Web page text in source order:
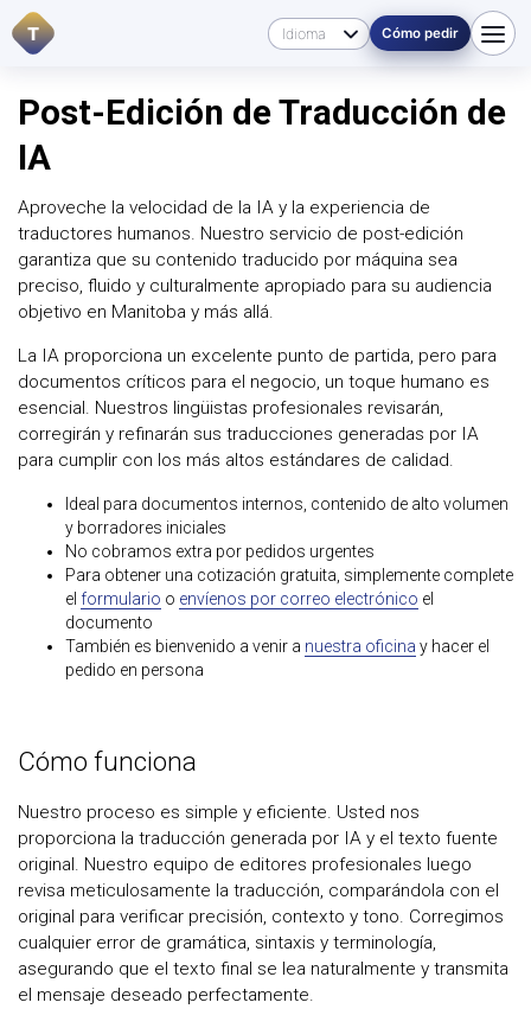
T Cómo pedir
Post-Edición de Traducción de
IA
Aproveche la velocidad de la IA y la experiencia de
traductores humanos. Nuestro servicio de post-edición
garantiza que su contenido traducido por máquina sea
preciso, fluido y culturalmente apropiado para su audiencia
objetivo en Manitoba y más allá.
La IA proporciona un excelente punto de partida, pero para
documentos críticos para el negocio, un toque humano es
esencial. Nuestros lingüistas profesionales revisarán,
corregirán y refinarán sus traducciones generadas por IA
para cumplir con los más altos estándares de calidad.
Ideal para documentos internos, contenido de alto volumen
y borradores iniciales
No cobramos extra por pedidos urgentes
Para obtener una cotización gratuita, simplemente complete
el formulario o envíenos por correo electrónico el
documento
También es bienvenido a venir a nuestra oficina y hacer el
pedido en persona
Cómo funciona
Nuestro proceso es simple y eficiente. Usted nos
proporciona la traducción generada por IA y el texto fuente
original. Nuestro equipo de editores profesionales luego
revisa meticulosamente la traducción, comparándola con el
original para verificar precisión, contexto y tono. Corregimos
cualquier error de gramática, sintaxis y terminología,
asegurando que el texto final se lea naturalmente y transmita
el mensaje deseado perfectamente.